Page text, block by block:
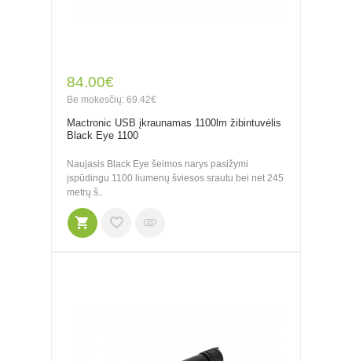
84.00€
Be mokesčių: 69.42€
Mactronic USB įkraunamas 1100lm žibintuvėlis
Black Eye 1100
Naujasis Black Eye šeimos narys pasižymi
įspūdingu 1100 liumenų šviesos srautu bei net 245
metrų š..